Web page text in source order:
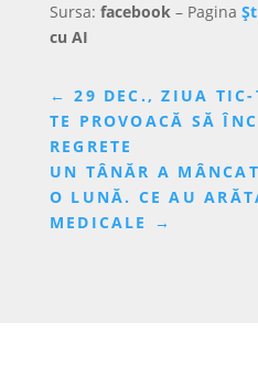
Sursa: facebook– Pagina
cu AI
←29 DEC., ZIUA TIC-
TE PROVOACĂ SĂ
REGRETE
UN TÂNĂR A
O LUNĂ. CE AU
MEDICALE
→